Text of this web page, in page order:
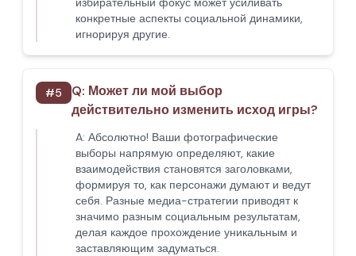
конкретные аспекты социальной динамики,
игнорируя другие.
#5 Q: Может ли мой выбор
действительно изменить исход игры?
A: Абсолютно! Ваши фотографические
выборы напрямую определяют, какие
взаимодействия становятся заголовками,
формируя то, как персонажи думают и ведут
себя. Разные медиа-стратегии приводят к
значимо разным социальным результатам,
делая каждое прохождение уникальным и
заставляющим задуматься.